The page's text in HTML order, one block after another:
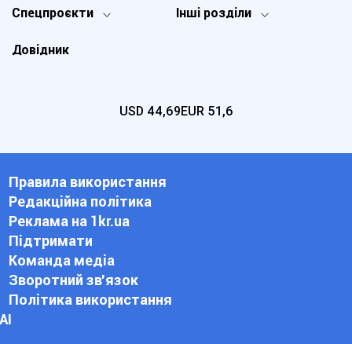
Спецпроєкти Інші розділи
Довідник
USD 44,69EUR 51,6
Правила використання
Редакційна політика
Реклама на 1kr.ua
Підтримати
Команда медіа
Зворотний зв'язок
Політика використання
АІ